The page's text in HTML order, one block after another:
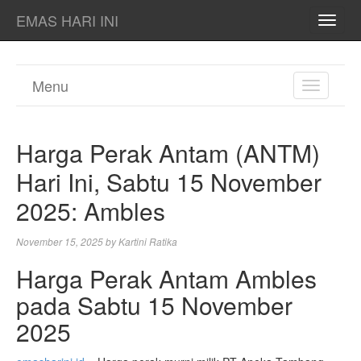
EMAS HARI INI
TOGGLE
Menu
Harga Perak Antam (ANTM)
Hari Ini, Sabtu 15 November
2025: Ambles
November 15, 2025byKartini Ratika
Harga Perak Antam Ambles
pada Sabtu 15 November
2025